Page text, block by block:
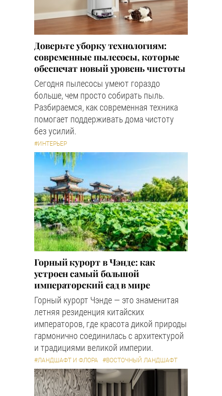
Доверьте уборку технологиям:
современные пылесосы, которые
обеспечат новый уровень чистоты
Сегодня пылесосы умеют гораздо
больше, чем просто собирать пыль.
Разбираемся, как современная техника
помогает поддерживать дома чистоту
без усилий.
#ИНТЕРЬЕР
Горный курорт в Чэнде: как
устроен самый большой
императорский сад в мире
Горный курорт Чэнде — это знаменитая
летняя резиденция китайских
императоров, где красота дикой природы
гармонично соединилась с архитектурой
и традициями великой империи.
#ЛАНДШАФТ И ФЛОРА #ВОСТОЧНЫЙ ЛАНДШАФТ